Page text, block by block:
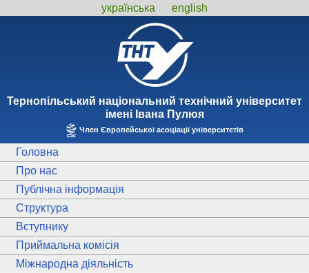
українська english
Тернопiльський національний технiчний унiверситет
iменi Iвана Пулюя
Член Європейської асоціації університетів
Головна
Про нас
Публічна інформація
Структура
Вступнику
Приймальна комісія
Міжнародна діяльність